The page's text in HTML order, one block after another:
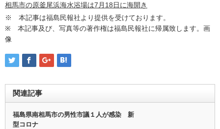
相馬市の原釜尾浜海水浴場は7月18日に海開き
※ 本記事は福島民報社より提供を受けております。
※ 本記事及び、写真等の著作権は福島民報社に帰属致します。画
像
関連記事
福島県南相馬市の男性市議１人が感染 新
型コロナ